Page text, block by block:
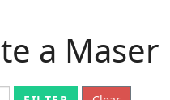
a Maser